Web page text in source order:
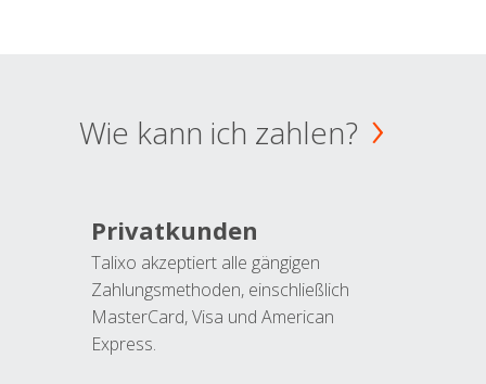
Wie kann ich zahlen?
Privatkunden
Talixo akzeptiert alle gängigen
Zahlungsmethoden, einschließlich
MasterCard, Visa und American
Express.